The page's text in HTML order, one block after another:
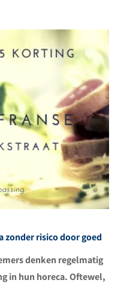
risico door goed
denken regelmatig
in hun horeca. Oftewel,